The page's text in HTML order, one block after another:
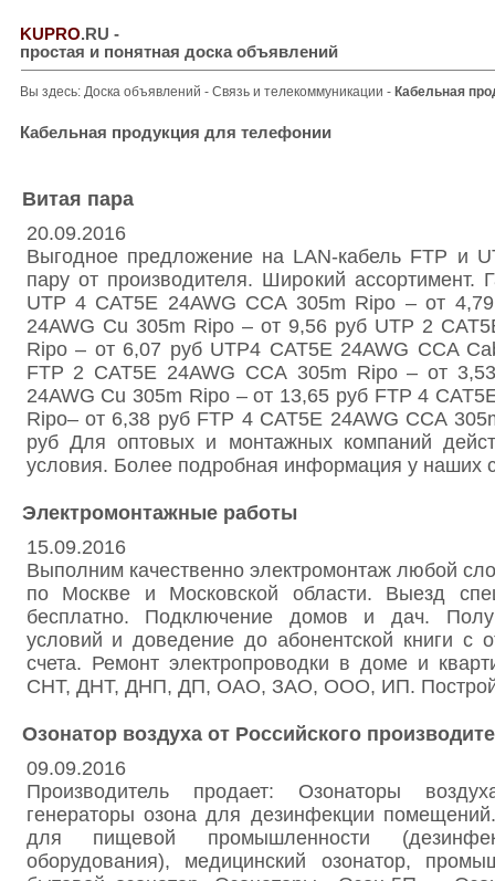
KUPRO.RU -
простая и понятная доска объявлений
Вы здесь: Доска объявлений - Связь и телекоммуникации - Кабельная
Кабельная продукция для телефонии
Витая пара
20.09.2016
Выгодное предложение на LAN-кабель FTP и
пару от производителя. Широкий ассортимент.
UTP 4 CAT5E 24AWG CCA 305m Ripo – от
24AWG Cu 305m Ripo – от 9,56 руб UTP 2
Ripo – от 6,07 руб UTP4 CAT5E 24AWG CCA
FTP 2 CAT5E 24AWG ССА 305m Ripo – от
24AWG Cu 305m Ripo – от 13,65 руб FTP 4
Ripo– от 6,38 руб FTP 4 CAT5E 24AWG CCA
руб Для оптовых и монтажных компаний
условия. Более подробная информация у наших
Электромонтажные работы
15.09.2016
Выполним качественно электромонтаж любой
по Москве и Московской области. Выезд
бесплатно. Подключение домов и дач.
условий и доведение до абонентской книги с
счета. Ремонт электропроводки в доме и
СНТ, ДНТ, ДНП, ДП, ОАО, ЗАО, ООО, ИП.
Озонатор воздуха от Российского
09.09.2016
Производитель продает: Озонаторы
генераторы озона для дезинфекции
для пищевой промышленности
оборудования), медицинский озонатор,